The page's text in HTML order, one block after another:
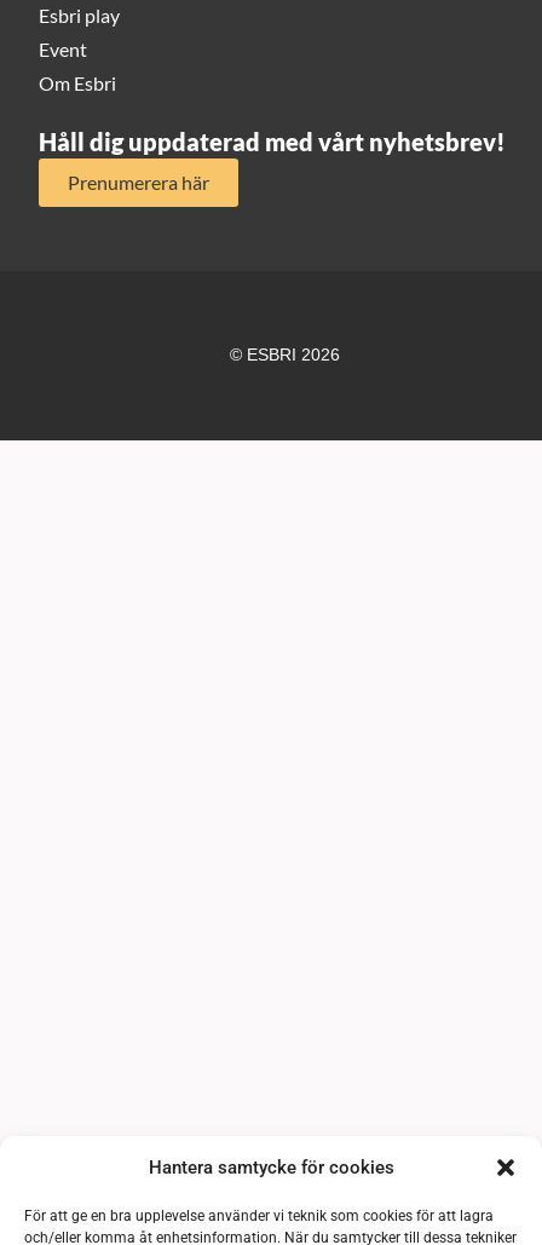
Hantera samtycke för cookies
För att ge en bra upplevelse använder vi teknik som cookies för att lagra
och/eller komma åt enhetsinformation. När du samtycker till dessa tekniker
Esbri play
Event
Om Esbri
Håll dig uppdaterad med vårt nyhetsbrev!
Prenumerera här
© ESBRI 2026